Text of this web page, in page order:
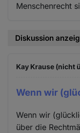
Menschenrecht
Diskussion
Kay Krause (nicht
Wenn wir
Wenn wir
über die